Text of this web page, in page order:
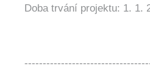
Doba trvání projektu: 1. 1.